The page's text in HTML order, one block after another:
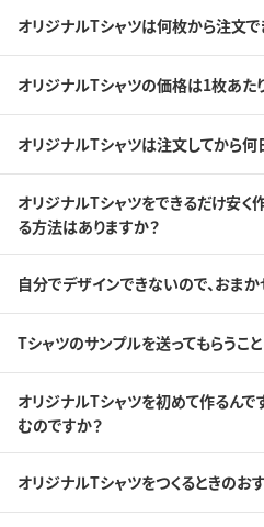
オリジナルTシャツは何枚から注文で
オリジナルTシャツの価格は1枚あた
オリジナルTシャツは注文してから何
オリジナルTシャツをできるだけ安く
る方法はありますか？
自分でデザインできないので、おまか
Tシャツのサンプルを送ってもらうこ
オリジナルTシャツを初めて作るんで
むのですか？
オリジナルTシャツをつくるときのお